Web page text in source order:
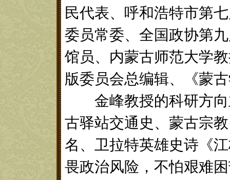
民代表、呼和浩特市第
委员常委、全国政协第
馆员、内蒙古师范大学
版委员会总编辑、《蒙
金峰教授的科研方向
古驿站交通史、蒙古宗
名、卫拉特英雄史诗《
畏政治风险，不怕艰难